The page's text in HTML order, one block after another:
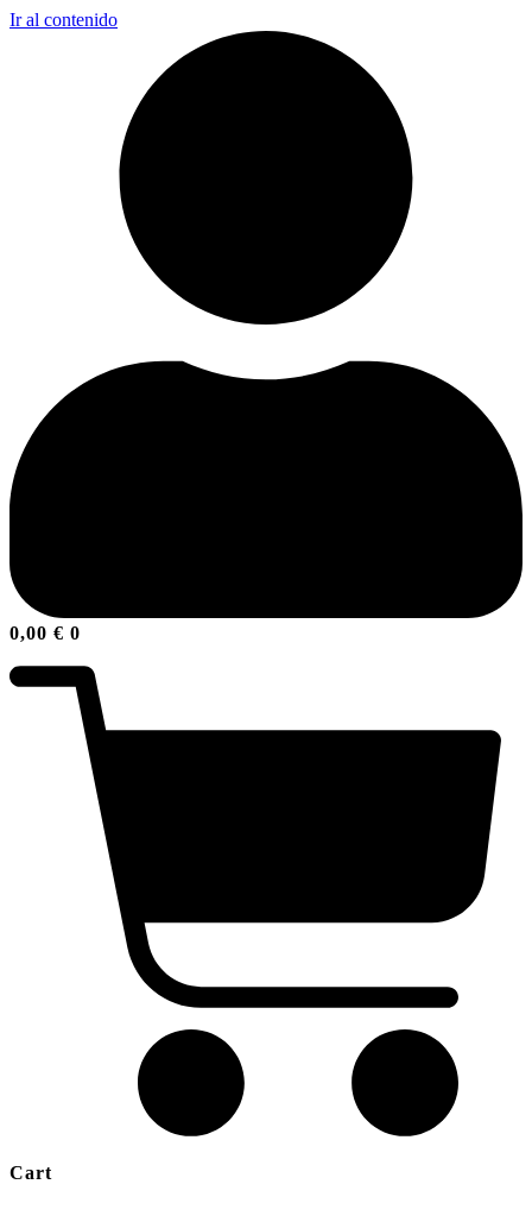
Ir al contenido
0,00 € 0
Cart